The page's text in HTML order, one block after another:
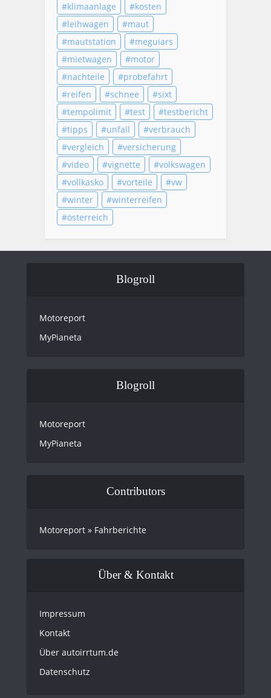
klimaanlage
kosten
leihwagen
maut
mautstation
meguiars
mietwagen
motor
nachteile
probefahrt
reifen
schnee
sixt
tempolimit
test
testbericht
tipps
unfall
verbrauch
vergleich
versicherung
video
vignette
volkswagen
vollkasko
vorteile
vw
winter
winterreifen
österreich
Blogroll
Motoreport
MyPianeta
Blogroll
Motoreport
MyPianeta
Contributors
Motoreport » Fahrberichte
Über & Kontakt
Impressum
Kontakt
Über autoirrtum.de
Datenschutz